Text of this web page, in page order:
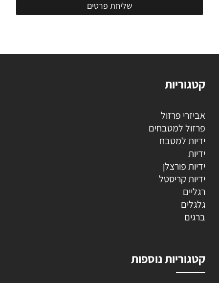
קטגוריות
אביזרי פרזול
פרזול למטבחים
ידיות למטבח
ידיות
ידיות פורצלן
ידיות קריסטל
רגליים
גלגלים
ברגים
קטגוריות נוספות